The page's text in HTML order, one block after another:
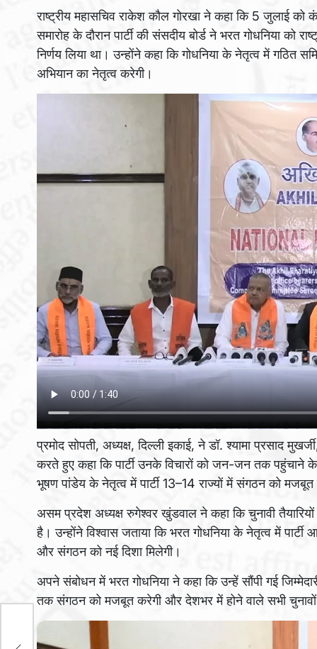
राष्ट्रीय महासचिव राकेश कौल गोरखा ने कहा कि 5 जुलाई
समारोह के दौरान पार्टी की संसदीय बोर्ड ने भरत गोधनिया
निर्णय लिया था। उन्होंने कहा कि गोधनिया के नेतृत्व में गठित
अभियान का नेतृत्व करेगी।
प्रमोद सोपती, अध्यक्ष, दिल्ली इकाई, ने डॉ. श्यामा प्रसाद
करते हुए कहा कि पार्टी उनके विचारों को जन-जन तक पहुंचाने के
भूषण पांडेय के नेतृत्व में पार्टी 13–14 राज्यों में संगठन को मजबूत
असम प्रदेश अध्यक्ष रुगेश्वर खुंडवाल ने कहा कि चुनावी
है। उन्होंने विश्वास जताया कि भरत गोधनिया के नेतृत्व में
और संगठन को नई दिशा मिलेगी।
अपने संबोधन में भरत गोधनिया ने कहा कि उन्हें सौंपी गई
तक संगठन को मजबूत करेगी और देशभर में होने वाले सभी